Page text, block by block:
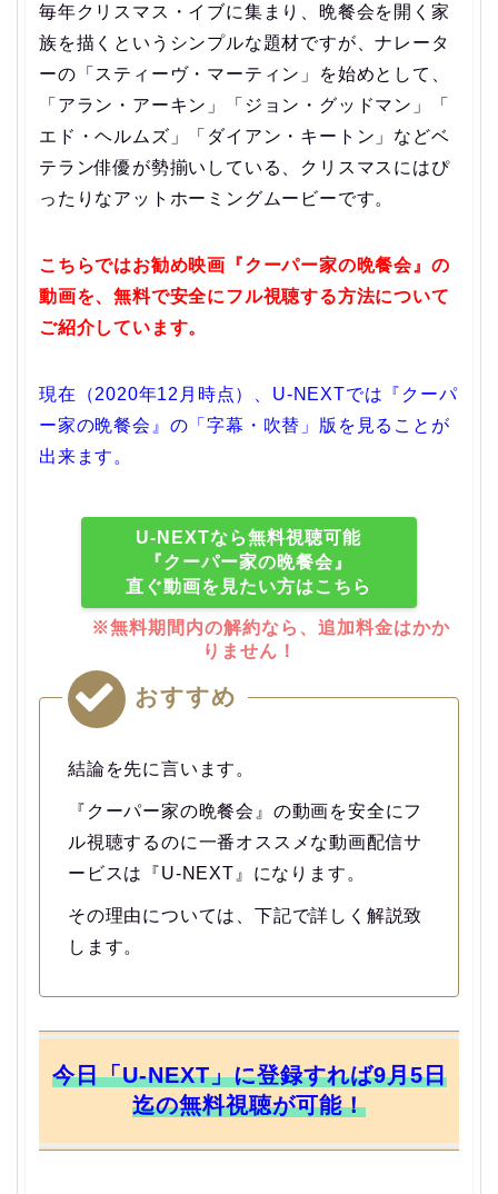
毎年クリスマス・イブに集まり、晩餐会を開く家
族を描くというシンプルな題材ですが、ナレータ
ーの「スティーヴ・マーティン」を始めとして、
「アラン・アーキン」「ジョン・グッドマン」「
エド・ヘルムズ」「ダイアン・キートン」などベ
テラン俳優が勢揃いしている、クリスマスにはぴ
ったりなアットホーミングムービーです。
こちらではお勧め映画『クーパー家の晩餐会』の
動画を、無料で安全にフル視聴する方法について
ご紹介しています。
現在（2020年12月時点）、U-NEXTでは『クーパ
ー家の晩餐会』の「字幕・吹替」版を見ることが
出来ます。
U-NEXTなら無料視聴可能
『クーパー家の晩餐会』
直ぐ動画を見たい方はこちら
※無料期間内の解約なら、追加料金はかか
りません！
おすすめ
結論を先に言います。
『クーパー家の晩餐会』の動画を安全にフ
ル視聴するのに一番オススメな動画配信サ
ービスは『U-NEXT』になります。
その理由については、下記で詳しく解説致
します。
今日「U-NEXT」に登録すれば9月5日
迄の無料視聴が可能！